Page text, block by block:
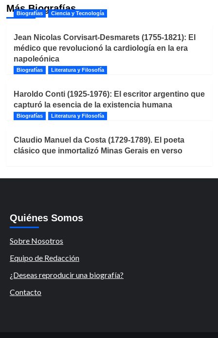
Más Biografías
Biografías Ciencia y Tecnología
Jean Nicolas Corvisart-Desmarets (1755-1821): El
médico que revolucionó la cardiología en la era
napoleónica
Biografías Literatura y Filosofía
Haroldo Conti (1925-1976): El escritor argentino que
capturó la esencia de la existencia humana
Biografías Literatura y Filosofía
Claudio Manuel da Costa (1729-1789). El poeta
clásico que inmortalizó Minas Gerais en verso
Quiénes Somos
Sobre Nosotros
Equipo de Redacción
¿Deseas reproducir una biografía?
Contacto